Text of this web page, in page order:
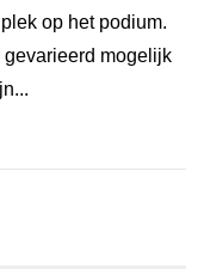
op het podium.
mogelijk